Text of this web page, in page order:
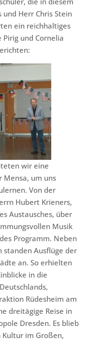
und Herr Chris Stein
ein reichhaltiges
Pirig und Cornelia
wir eine
Mensa, um uns
Von der
Hubert Krieners,
Austausches, über
Musik
Programm. Neben
Ausflüge der
an. So erhielten
in die
Rüdesheim am
dreitägige Reise in
Dresden. Es blieb
im Großen,